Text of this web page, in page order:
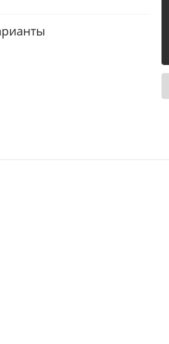
Магистральная, 45